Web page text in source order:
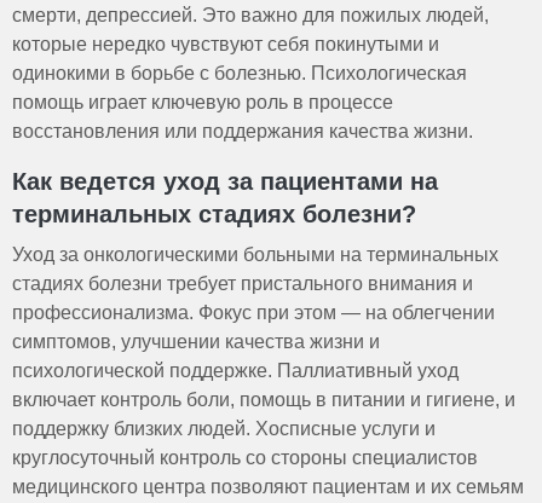
смерти, депрессией. Это важно для пожилых людей,
которые нередко чувствуют себя покинутыми и
одинокими в борьбе с болезнью. Психологическая
помощь играет ключевую роль в процессе
восстановления или поддержания качества жизни.
Как ведется уход за пациентами на
терминальных стадиях болезни?
Уход за онкологическими больными на терминальных
стадиях болезни требует пристального внимания и
профессионализма. Фокус при этом — на облегчении
симптомов, улучшении качества жизни и
психологической поддержке. Паллиативный уход
включает контроль боли, помощь в питании и гигиене, и
поддержку близких людей. Хосписные услуги и
круглосуточный контроль со стороны специалистов
медицинского центра позволяют пациентам и их семьям